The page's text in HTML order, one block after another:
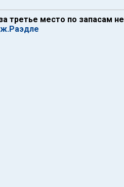
третье место по запасам